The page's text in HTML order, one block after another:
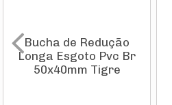
Bucha de Redução
Longa Esgoto Pvc Br
50x40mm Tigre